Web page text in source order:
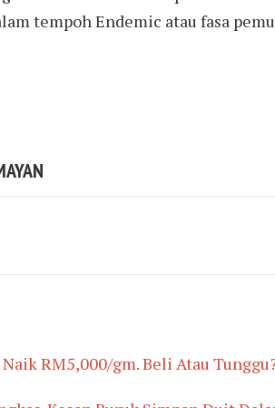
tempoh Endemic atau fasa
RM5,000/gm. Beli Atau